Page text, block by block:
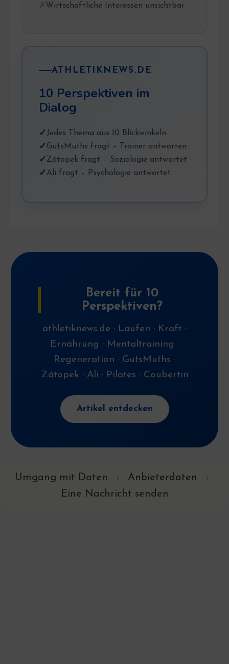
Wirtschaftliche Interessen unsichtbar
ATHLETIKNEWS.DE
10 Perspektiven im
Dialog
Jedes Thema aus 10 Blickwinkeln
GutsMuths fragt – Trainer antworten
Zátopek fragt – Soziologie antwortet
Ali fragt – Psychologie antwortet
Bereit für 10
Perspektiven?
athletiknews.de · Laufen · Kraft ·
Ernährung · Mentaltraining ·
Regeneration · GutsMuths ·
Zátopek · Ali · Pilates · Coubertin
Artikel entdecken
Umgang mit Daten ‹ Anbieterdaten ‹
Eine Nachricht senden